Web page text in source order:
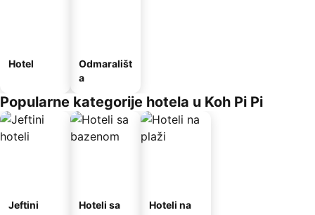
Hotel
Odmarališt
a
Popularne kategorije hotela u Koh Pi Pi
Jeftini
Hoteli sa
Hoteli na